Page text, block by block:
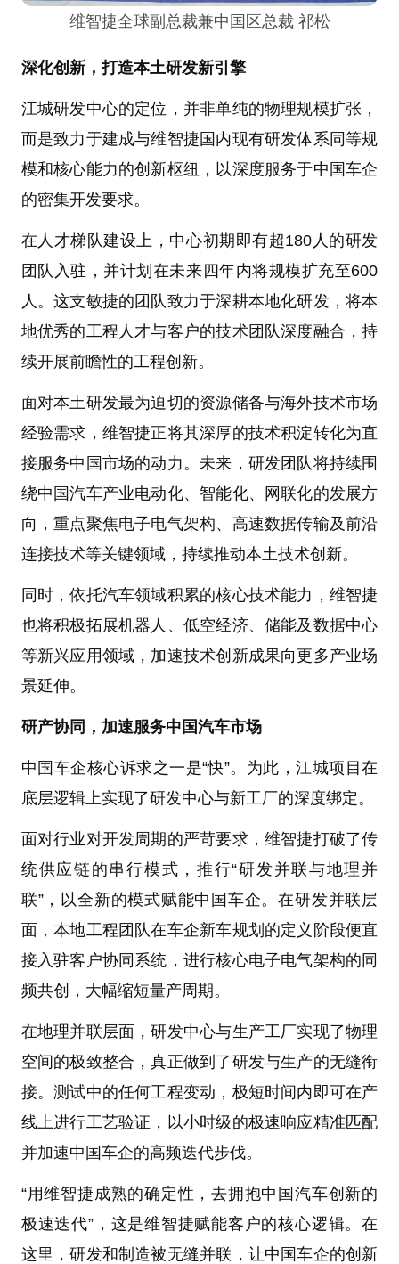
维智捷全球副总裁兼中国区总裁 祁松
深化创新，打造本土研发新引擎
江城研发中心的定位，并非单纯的物理规模扩张，
而是致力于建成与维智捷国内现有研发体系同等规
模和核心能力的创新枢纽，以深度服务于中国车企
的密集开发要求。
在人才梯队建设上，中心初期即有超180人的研发
团队入驻，并计划在未来四年内将规模扩充至600
人。这支敏捷的团队致力于深耕本地化研发，将本
地优秀的工程人才与客户的技术团队深度融合，持
续开展前瞻性的工程创新。
面对本土研发最为迫切的资源储备与海外技术市场
经验需求，维智捷正将其深厚的技术积淀转化为直
接服务中国市场的动力。未来，研发团队将持续围
绕中国汽车产业电动化、智能化、网联化的发展方
向，重点聚焦电子电气架构、高速数据传输及前沿
连接技术等关键领域，持续推动本土技术创新。
同时，依托汽车领域积累的核心技术能力，维智捷
也将积极拓展机器人、低空经济、储能及数据中心
等新兴应用领域，加速技术创新成果向更多产业场
景延伸。
研产协同，加速服务中国汽车市场
中国车企核心诉求之一是“快”。为此，江城项目在
底层逻辑上实现了研发中心与新工厂的深度绑定。
面对行业对开发周期的严苛要求，维智捷打破了传
统供应链的串行模式，推行“研发并联与地理并
联”，以全新的模式赋能中国车企。在研发并联层
面，本地工程团队在车企新车规划的定义阶段便直
接入驻客户协同系统，进行核心电子电气架构的同
频共创，大幅缩短量产周期。
在地理并联层面，研发中心与生产工厂实现了物理
空间的极致整合，真正做到了研发与生产的无缝衔
接。测试中的任何工程变动，极短时间内即可在产
线上进行工艺验证，以小时级的极速响应精准匹配
并加速中国车企的高频迭代步伐。
“用维智捷成熟的确定性，去拥抱中国汽车创新的
极速迭代”，这是维智捷赋能客户的核心逻辑。在
这里，研发和制造被无缝并联，让中国车企的创新